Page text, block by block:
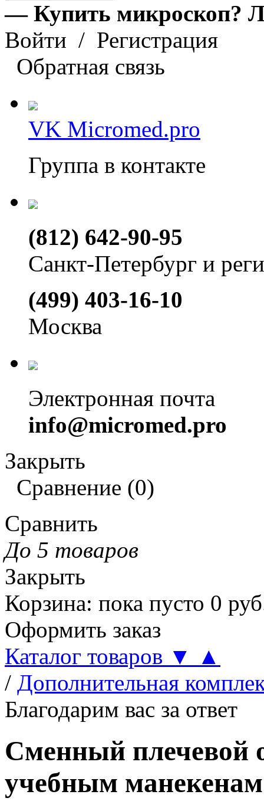
— Купить микроскоп?
Войти / Регистрация
Обратная связь
VK Micromed.pro
Группа в контакте
(812) 642-90-95
Санкт-Петербург и
(499) 403-16-10
Москва
Электронная почта
info@micromed.pro
Закрыть
Сравнение (0)
Сравнить
До 5 товаров
Закрыть
Корзина: пока пусто 0
Оформить заказ
Каталог товаров ▼
▲
/ Дополнительная
Благодарим вас за ответ
Сменный плечевой
учебным манекенам